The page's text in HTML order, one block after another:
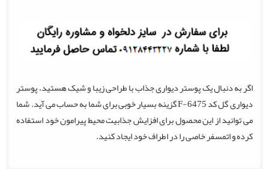
اگر به دنبال یک پوستر دیواری جذاب با طراحی زیبا و شیک هستید، پوستر
دیواری گل کد F-6475 گزینه بسیار خوبی برای شما به حساب می آید. شما
می توانید از این محصول برای افزایش جذابیت محیط پیرامون خود استفاده
کرده و اتمسفر خاصی را در اطراف خود ایجاد کنید.